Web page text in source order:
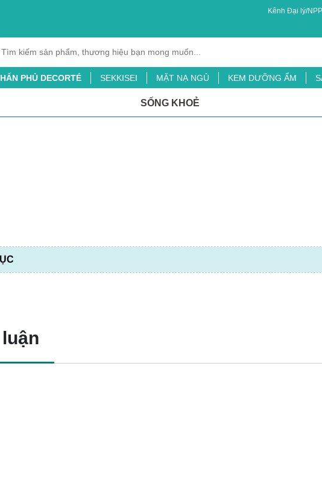
Kênh Đại lý/NPP
PHỦ DECORTÉ SEKKISEI MẶT NẠ NGỦ KEM DƯỠNG ẨM
BỘT LÁ ĐẠI MẠCH
SỐNG KHOẺ